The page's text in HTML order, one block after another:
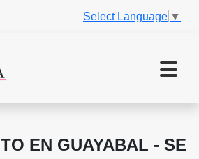
Select Language ▼
EN GUAYABAL - SE